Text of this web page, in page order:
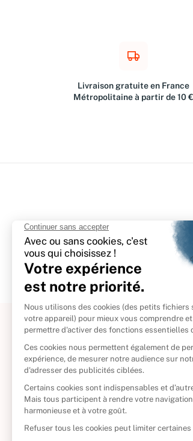
Livraison gratuite en France
Métropolitaine à partir de 10 €
À propos
Politique de retour
Reprendre vos livres
Qui sommes-nous ?